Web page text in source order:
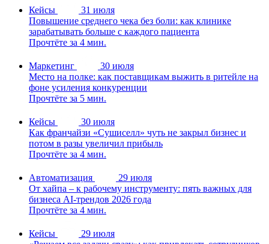
Кейсы
31 июля
Повышение среднего чека без боли: как клинике
зарабатывать больше с каждого пациента
Прочтёте за 4 мин.
Маркетинг
30 июля
Место на полке: как поставщикам выжить в ритейле на
фоне усиления конкуренции
Прочтёте за 5 мин.
Кейсы
30 июля
Как франчайзи «Сушиселл» чуть не закрыл бизнес и
потом в разы увеличил прибыль
Прочтёте за 4 мин.
Автоматизация
29 июля
От хайпа – к рабочему инструменту: пять важных для
бизнеса AI-трендов 2026 года
Прочтёте за 4 мин.
Кейсы
29 июля